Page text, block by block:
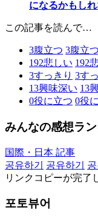
になるかもし
この記事を読んで…
3腹立つ 3腹立つ
192悲しい 192
3すっきり 3す
13興味深い 13
0役に立つ 0役
みんなの感想ラ
国際・日本 記事
공유하기
공유하기 공
リンクコピーが完了
포토뷰어